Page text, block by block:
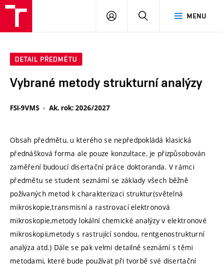
MENU
PŘIHLÁSIT
DETAIL PŘEDMĚTU
Vybrané metody strukturní analýzy
FSI-9VMS Ak. rok: 2026/2027
Obsah předmětu, u kterého se nepředpokládá klasická
přednášková forma ale pouze konzultace, je přizpůsobován
zaměření budoucí disertační práce doktoranda. V rámci
předmětu se student seznámí se základy všech běžně
požívaných metod k charakterizaci struktur(světelná
mikroskopie,transmisní a rastrovací elektronová
mikroskopie,metody lokální chemické analýzy v elektronové
mikroskopii,metody s rastrující sondou, rentgenostrukturní
analýza atd.) Dále se pak velmi detailně seznámí s těmi
metodami, které bude používat při tvorbě své disertační